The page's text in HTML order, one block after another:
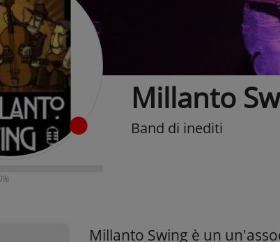
Millanto
Band di inediti
Millanto Swing è un